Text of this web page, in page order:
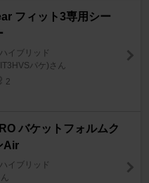
フィット3専用シー
イブリッド
パケ)さん
2
バケットフォルムク
Air
イブリッド